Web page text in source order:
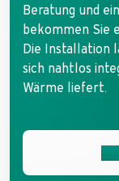
Beratung und
bekommen Sie
Die Installation
sich nahtlos
Wärme liefert.